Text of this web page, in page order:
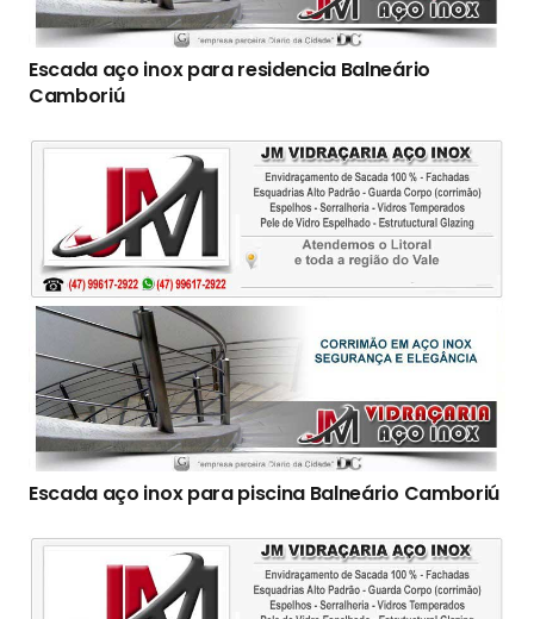
Escada aço inox para residencia Balneário
Camboriú
Escada aço inox para piscina Balneário Camboriú